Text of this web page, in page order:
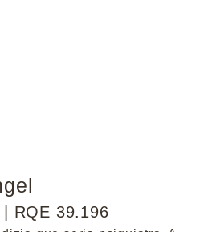
RQE 39.196